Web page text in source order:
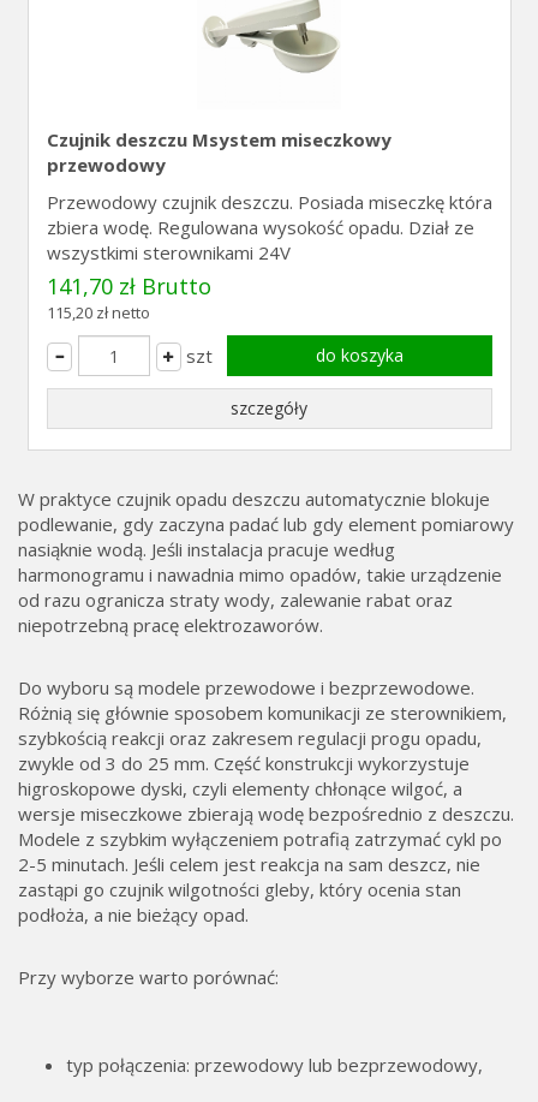
Czujnik deszczu Msystem miseczkowy
przewodowy
Przewodowy czujnik deszczu. Posiada miseczkę która
zbiera wodę. Regulowana wysokość opadu. Dział ze
wszystkimi sterownikami 24V
141,70 zł Brutto
115,20 zł netto
szt do koszyka
szczegóły
W praktyce czujnik opadu deszczu automatycznie blokuje
podlewanie, gdy zaczyna padać lub gdy element pomiarowy
nasiąknie wodą. Jeśli instalacja pracuje według
harmonogramu i nawadnia mimo opadów, takie urządzenie
od razu ogranicza straty wody, zalewanie rabat oraz
niepotrzebną pracę elektrozaworów.
Do wyboru są modele przewodowe i bezprzewodowe.
Różnią się głównie sposobem komunikacji ze sterownikiem,
szybkością reakcji oraz zakresem regulacji progu opadu,
zwykle od 3 do 25 mm. Część konstrukcji wykorzystuje
higroskopowe dyski, czyli elementy chłonące wilgoć, a
wersje miseczkowe zbierają wodę bezpośrednio z deszczu.
Modele z szybkim wyłączeniem potrafią zatrzymać cykl po
2-5 minutach. Jeśli celem jest reakcja na sam deszcz, nie
zastąpi go czujnik wilgotności gleby, który ocenia stan
podłoża, a nie bieżący opad.
Przy wyborze warto porównać:
typ połączenia: przewodowy lub bezprzewodowy,